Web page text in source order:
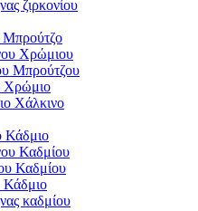
ζιρκονίου
Χρώμιου
Μπρούτζου
Χρώμιο
Χάλκινο
Κάδμιο
Καδμίου
Καδμίου
Κάδμιο
καδμίου